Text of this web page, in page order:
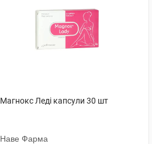
Магнокс Леді капсули 30 шт
Наве Фарма